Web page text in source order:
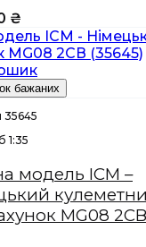
₴
бажаних
35645
1:35
модель ICM –
MG08